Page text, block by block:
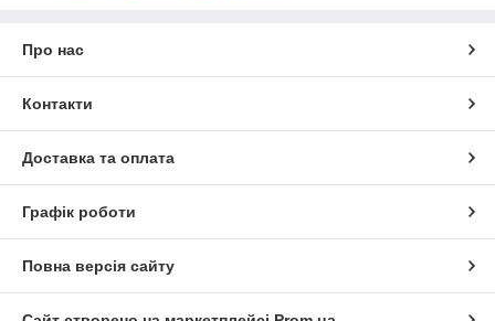
Про нас
Контакти
Доставка та оплата
Графік роботи
Повна версія сайту